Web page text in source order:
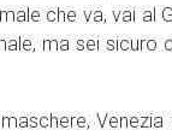
che va, vai al
ma sei sicuro